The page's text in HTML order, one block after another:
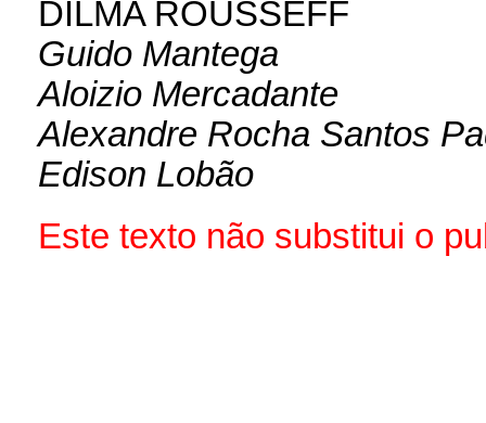
DILMA ROUSSEFF
Guido Mantega
Aloizio Mercadante
Alexandre Rocha Santos
Edison Lobão
Este texto não substitui o